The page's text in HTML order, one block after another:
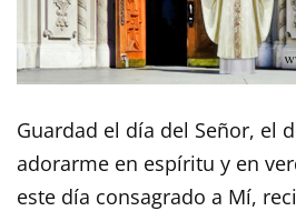
Guardad el día del Señor, el
adorarme en espíritu y en
este día consagrado a Mí,